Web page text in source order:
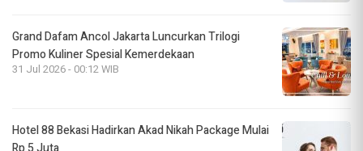
Grand Dafam Ancol Jakarta Luncurkan Trilogi
Promo Kuliner Spesial Kemerdekaan
31 Jul 2026 - 00:12 WIB
Hotel 88 Bekasi Hadirkan Akad Nikah Package Mulai